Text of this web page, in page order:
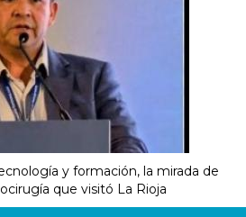
y formación, la mirada de
que visitó La Rioja